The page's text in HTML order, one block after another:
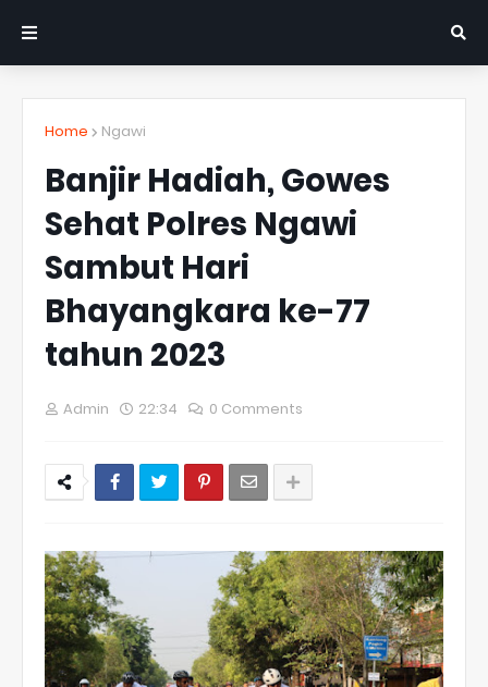
Home Ngawi
Banjir Hadiah, Gowes
Sehat Polres Ngawi
Sambut Hari
Bhayangkara ke-77
tahun 2023
Admin 22:34 0 Comments